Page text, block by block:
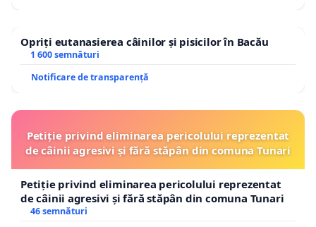
Opriți eutanasierea câinilor și pisicilor în Bacău
1 600 semnături
Notificare de transparență
Petiție privind eliminarea pericolului reprezentat
de câinii agresivi și fără stăpân din comuna Tunari
Petiție privind eliminarea pericolului reprezentat
de câinii agresivi și fără stăpân din comuna Tunari
46 semnături